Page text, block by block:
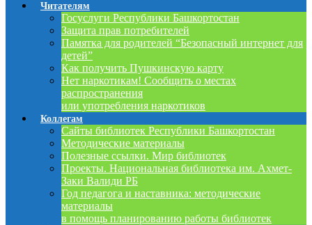
Читателям
Госуслуги Республики Башкортостан
Защита прав потребителей
Памятка для родителей “Безопасный интернет для
детей”
Как получить Пушкинскую карту
Нет наркотикам! Сообщить о местах
распространения
или употребления наркотиков
Коллегам
Сайты библиотек Республики Башкортостан
Методические материалы
Полезные ссылки. Мир библиотек
Проекты. Национальная библиотека им. Ахмет-
Заки Валиди РБ
Год педагога и наставника: методические
материалы
в помощь планированию работы библиотек